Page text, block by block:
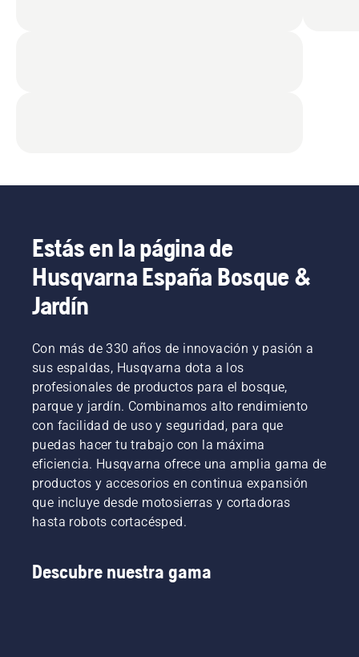
Estás en la página de
Husqvarna España Bosque &
Jardín
Con más de 330 años de innovación y pasión a
sus espaldas, Husqvarna dota a los
profesionales de productos para el bosque,
parque y jardín. Combinamos alto rendimiento
con facilidad de uso y seguridad, para que
puedas hacer tu trabajo con la máxima
eficiencia. Husqvarna ofrece una amplia gama de
productos y accesorios en continua expansión
que incluye desde motosierras y cortadoras
hasta robots cortacésped.
Descubre nuestra gama